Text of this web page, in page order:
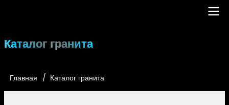
содержанию
Main
Каталог гранита
Строка
Главная Каталог гранита